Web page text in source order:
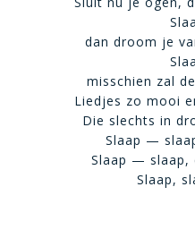
dan droom je
misschien zal
Liedjes zo mooi
Die slechts in
Slaap —
Slaap — slaap,
Slaap,